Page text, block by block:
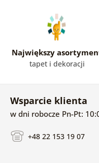
Największy
tapet i dekoracji
Wsparcie klienta
w dni robocze Pn-Pt:
+48 22 153 19 07